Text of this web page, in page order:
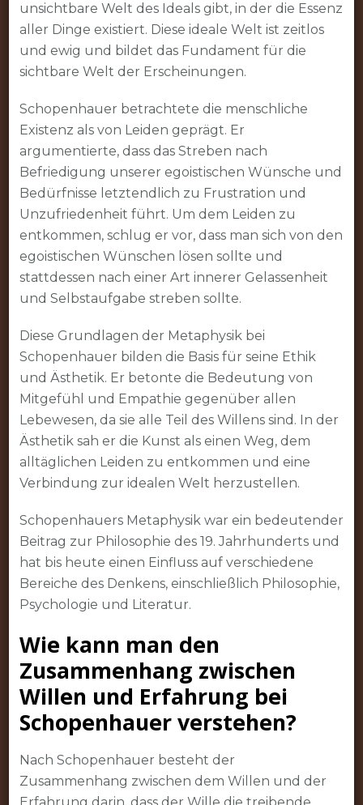
unsichtbare Welt des Ideals gibt, in der die Essenz
aller Dinge existiert. Diese ideale Welt ist zeitlos
und ewig und bildet das Fundament für die
sichtbare Welt der Erscheinungen.
Schopenhauer betrachtete die menschliche
Existenz als von Leiden geprägt. Er
argumentierte, dass das Streben nach
Befriedigung unserer egoistischen Wünsche und
Bedürfnisse letztendlich zu Frustration und
Unzufriedenheit führt. Um dem Leiden zu
entkommen, schlug er vor, dass man sich von den
egoistischen Wünschen lösen sollte und
stattdessen nach einer Art innerer Gelassenheit
und Selbstaufgabe streben sollte.
Diese Grundlagen der Metaphysik bei
Schopenhauer bilden die Basis für seine Ethik
und Ästhetik. Er betonte die Bedeutung von
Mitgefühl und Empathie gegenüber allen
Lebewesen, da sie alle Teil des Willens sind. In der
Ästhetik sah er die Kunst als einen Weg, dem
alltäglichen Leiden zu entkommen und eine
Verbindung zur idealen Welt herzustellen.
Schopenhauers Metaphysik war ein bedeutender
Beitrag zur Philosophie des 19. Jahrhunderts und
hat bis heute einen Einfluss auf verschiedene
Bereiche des Denkens, einschließlich Philosophie,
Psychologie und Literatur.
Wie kann man den
Zusammenhang zwischen
Willen und Erfahrung bei
Schopenhauer verstehen?
Nach Schopenhauer besteht der
Zusammenhang zwischen dem Willen und der